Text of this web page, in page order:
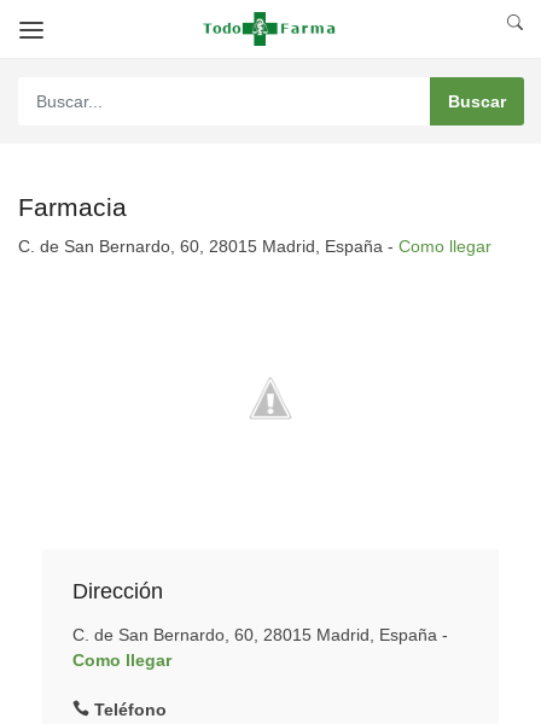
Farmacia
C. de San Bernardo, 60, 28015 Madrid, España - Como llegar
Dirección
C. de San Bernardo, 60, 28015 Madrid, España -
Como llegar
Teléfono